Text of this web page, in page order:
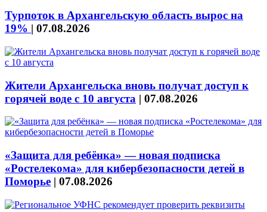
Турпоток в Архангельскую область вырос на
19% | 07.08.2026
Жители Архангельска вновь получат доступ к
горячей воде с 10 августа | 07.08.2026
«Защита для ребёнка» — новая подписка
«Ростелекома» для кибербезопасности детей в
Поморье | 07.08.2026